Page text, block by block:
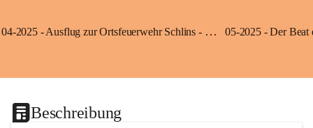
04-2025 - Ausflug zur Ortsfeuerwehr Schlins - Klassen 3a und 3b
Beschreibung